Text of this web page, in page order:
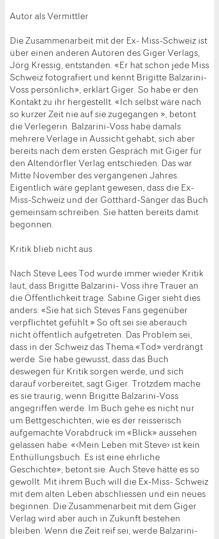
Autor als Vermittler
Die Zusammenarbeit mit der Ex- Miss-Schweiz ist
über einen anderen Autoren des Giger Verlags,
Jörg Kressig, entstanden. «Er hat schon jede Miss
Schweiz fotografiert und kennt Brigitte Balzarini-
Voss persönlich», erklärt Giger. So habe er den
Kontakt zu ihr hergestellt. «Ich selbst wäre nach
so kurzer Zeit nie auf sie zugegangen », betont
die Verlegerin. Balzarini-Voss habe damals
mehrere Verlage in Aussicht gehabt, sich aber
bereits nach dem ersten Gespräch mit Giger für
den Altendörfler Verlag entschieden. Das war
Mitte November des vergangenen Jahres.
Eigentlich wäre geplant gewesen, dass die Ex-
Miss-Schweiz und der Gotthard-Sänger das Buch
gemeinsam schreiben. Sie hatten bereits damit
begonnen.
Kritik blieb nicht aus
Nach Steve Lees Tod wurde immer wieder Kritik
laut, dass Brigitte Balzarini- Voss ihre Trauer an
die Öffentlichkeit trage. Sabine Giger sieht dies
anders: «Sie hat sich Steves Fans gegenüber
verpflichtet gefühlt.» So oft sei sie aberauch
nicht öffentlich aufgetreten. Das Problem sei,
dass in der Schweiz das Thema «Tod» verdrängt
werde. Sie habe gewusst, dass das Buch
deswegen für Kritik sorgen werde, und sich
darauf vorbereitet, sagt Giger. Trotzdem mache
es sie traurig, wenn Brigitte Balzarini-Voss
angegriffen werde. Im Buch gehe es nicht nur
um Bettgeschichten, wie es der reisserisch
aufgemachte Vorabdruck im «Blick» aussehen
gelassen habe. «‹Mein Leben mit Steve› ist kein
Enthüllungsbuch. Es ist eine ehrliche
Geschichte», betont sie. Auch Steve hätte es so
gewollt. Mit ihrem Buch will die Ex-Miss- Schweiz
mit dem alten Leben abschliessen und ein neues
beginnen. Die Zusammenarbeit mit dem Giger
Verlag wird aber auch in Zukunft bestehen
bleiben. Wenn die Zeit reif sei, werde Balzarini-